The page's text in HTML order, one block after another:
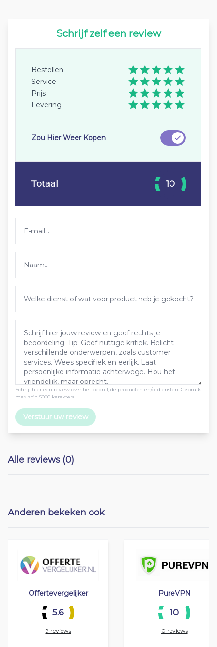
Schrijf zelf een review
Schrijf hier een review over het bedrijf, de producten en/of diensten. Gebruik
max zo’n 5000 karakters
Verstuur uw review
Bestellen
Service
Prijs
Levering
Zou Hier Weer Kopen
Totaal 10
Alle reviews (0)
Anderen bekeken ook
Offertevergelijker
5.6
9 reviews
PureVPN
10
0 reviews